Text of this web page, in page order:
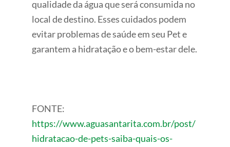
qualidade da água que será consumida no
local de destino. Esses cuidados podem
evitar problemas de saúde em seu Pet e
garantem a hidratação e o bem-estar dele.
FONTE:
https://www.aguasantarita.com.br/post/
hidratacao-de-pets-saiba-quais-os-